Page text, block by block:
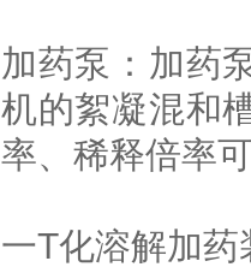
加药泵：加药
机的絮凝混和
率、稀释倍率
一T化溶解加